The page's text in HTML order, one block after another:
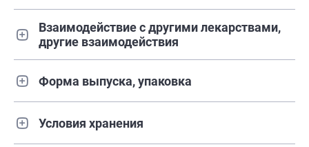
Взаимодействие с другими лекарствами,
другие взаимодействия
Форма выпуска, упаковка
Условия хранения